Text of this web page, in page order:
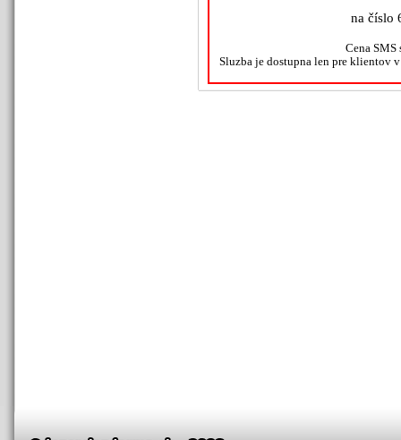
na číslo
Cena SMS
Sluzba je dostupna len pre klientov